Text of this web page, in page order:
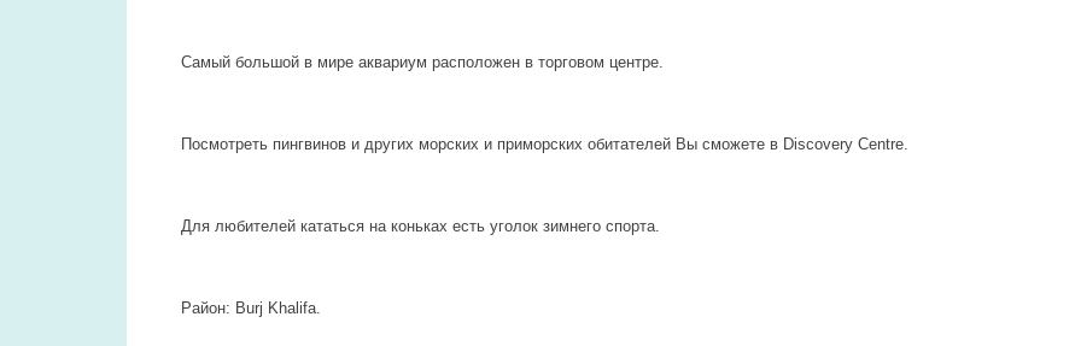
Самый большой в мире аквариум расположен в торговом центре.
Посмотреть пингвинов и других морских и приморских обитателей Вы сможете в Discovery Centre.
Для любителей кататься на коньках есть уголок зимнего спорта.
Район: Burj Khalifa.